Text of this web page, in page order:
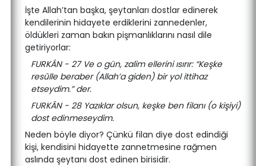
İşte Allah’tan başka, şeytanları dostlar edinerek
kendilerinin hidayete erdiklerini zannedenler,
öldükleri zaman bakın pişmanlıklarını nasıl dile
getiriyorlar:
FURKÂN - 27 Ve o gün, zalim ellerini ısırır: “Keşke
resûlle beraber (Allah’a giden) bir yol ittihaz
etseydim.” der.
FURKÂN - 28 Yazıklar olsun, keşke ben filanı (o kişiyi)
dost edinmeseydim.
Neden böyle diyor? Çünkü filan diye dost edindiği
kişi, kendisini hidayette zannetmesine rağmen
aslında şeytanı dost edinen birisidir.